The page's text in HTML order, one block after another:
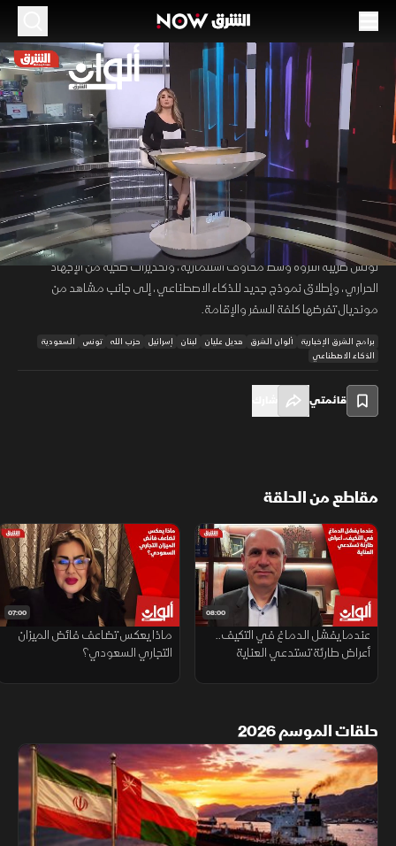
00:12/52:37
الموسم 2026
اتفاق لبناني إسرائيلي برعاية أميركية.. وقفزة
تاريخية للتجارة السعودية
52:36 أخبار
ألوان الشرق
تتصدر تطورات الاتفاق الإطاري بين لبنان وإسرائيل المشهد، بالتزامن مع
تضاعف فائض الميزان التجاري السعودي بدعم نمو إعادة التصدير، فيما توسع
تونس ضريبة الثروة وسط مخاوف استثمارية، وتحذيرات صحية من الإجهاد
الحراري، وإطلاق نموذج جديد للذكاء الاصطناعي، إلى جانب مشاهد من
مونديال تفرضها كلفة السفر والإقامة.
برامج الشرق الإخبارية ألوان الشرق هديل عليان لبنان إسرائيل حزب الله تونس
السعودية
الذكاء الاصطناعي
قائمتي
مقاطع من الحلقة
08:00
عندما يفشل الدماغ في التكيف..
أعراض طارئة تستدعي العناية
07:00
ماذا يعكس تضاعف فائض الميزان
التجاري السعودي؟
حلقات الموسم 2026